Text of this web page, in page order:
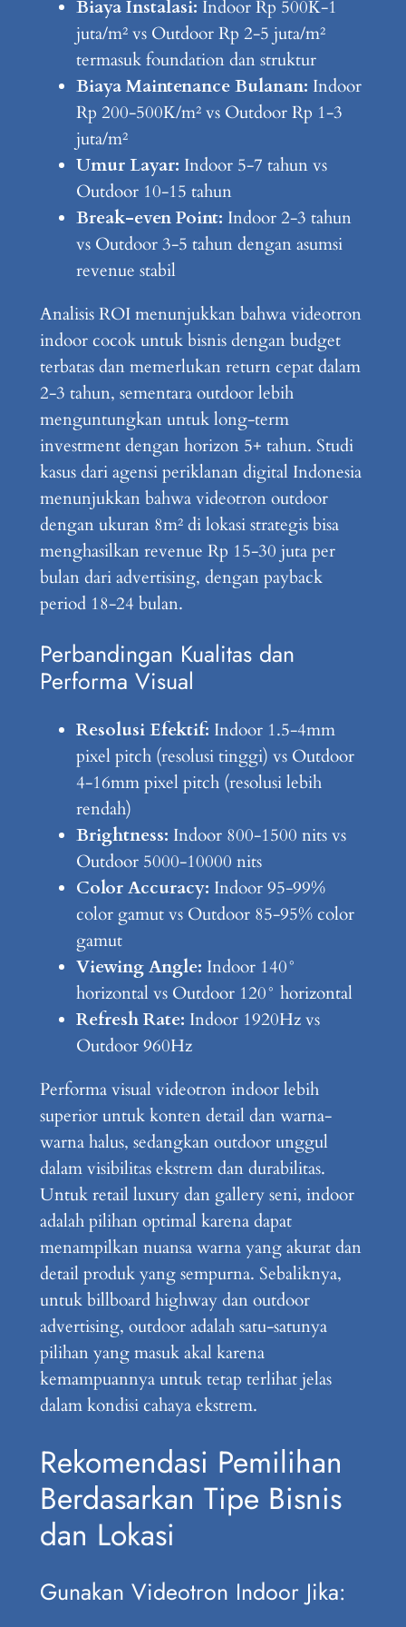
Biaya Instalasi: Indoor Rp 500K-1
juta/m² vs Outdoor Rp 2-5 juta/m²
termasuk foundation dan struktur
Biaya Maintenance Bulanan: Indoor
Rp 200-500K/m² vs Outdoor Rp 1-3
juta/m²
Umur Layar: Indoor 5-7 tahun vs
Outdoor 10-15 tahun
Break-even Point: Indoor 2-3 tahun
vs Outdoor 3-5 tahun dengan asumsi
revenue stabil
Analisis ROI menunjukkan bahwa videotron
indoor cocok untuk bisnis dengan budget
terbatas dan memerlukan return cepat dalam
2-3 tahun, sementara outdoor lebih
menguntungkan untuk long-term
investment dengan horizon 5+ tahun. Studi
kasus dari agensi periklanan digital Indonesia
menunjukkan bahwa videotron outdoor
dengan ukuran 8m² di lokasi strategis bisa
menghasilkan revenue Rp 15-30 juta per
bulan dari advertising, dengan payback
period 18-24 bulan.
Perbandingan Kualitas dan
Performa Visual
Resolusi Efektif: Indoor 1.5-4mm
pixel pitch (resolusi tinggi) vs Outdoor
4-16mm pixel pitch (resolusi lebih
rendah)
Brightness: Indoor 800-1500 nits vs
Outdoor 5000-10000 nits
Color Accuracy: Indoor 95-99%
color gamut vs Outdoor 85-95% color
gamut
Viewing Angle: Indoor 140°
horizontal vs Outdoor 120° horizontal
Refresh Rate: Indoor 1920Hz vs
Outdoor 960Hz
Performa visual videotron indoor lebih
superior untuk konten detail dan warna-
warna halus, sedangkan outdoor unggul
dalam visibilitas ekstrem dan durabilitas.
Untuk retail luxury dan gallery seni, indoor
adalah pilihan optimal karena dapat
menampilkan nuansa warna yang akurat dan
detail produk yang sempurna. Sebaliknya,
untuk billboard highway dan outdoor
advertising, outdoor adalah satu-satunya
pilihan yang masuk akal karena
kemampuannya untuk tetap terlihat jelas
dalam kondisi cahaya ekstrem.
Rekomendasi Pemilihan
Berdasarkan Tipe Bisnis
dan Lokasi
Gunakan Videotron Indoor Jika: